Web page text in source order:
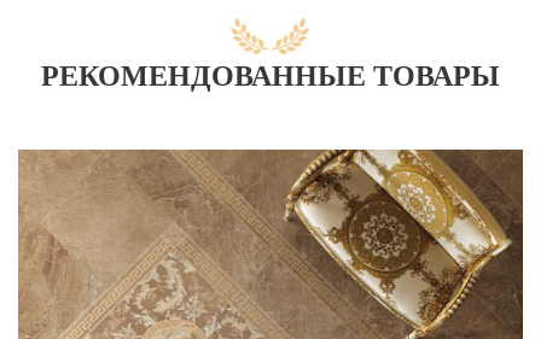
РЕКОМЕНДОВАННЫЕ ТОВАРЫ